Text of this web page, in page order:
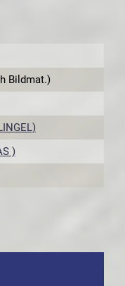
Bildmat.)
)